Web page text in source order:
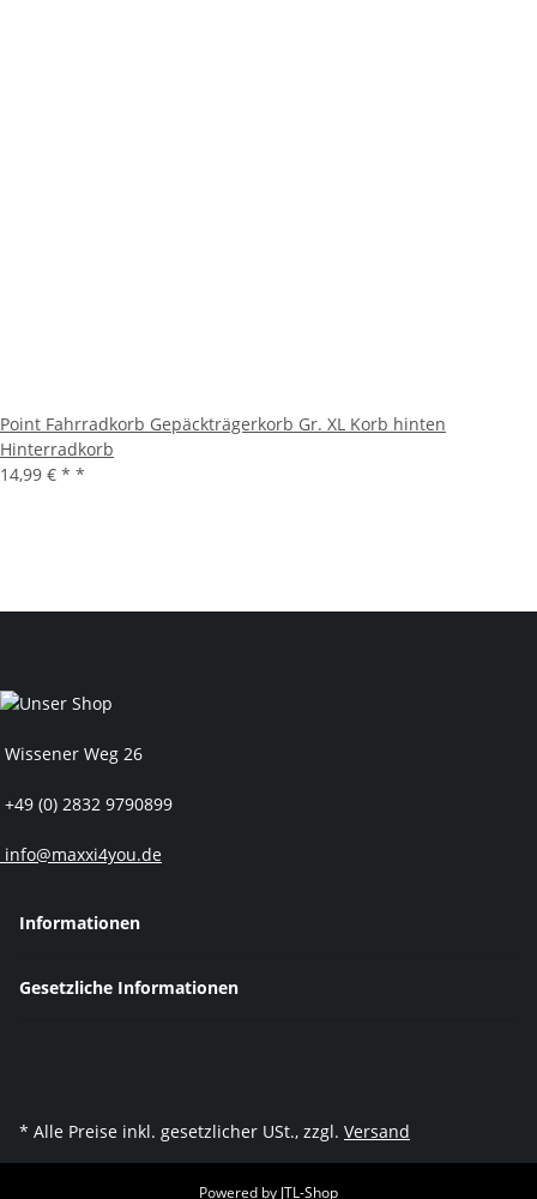
Point Fahrradkorb Gepäckträgerkorb Gr. XL Korb hinten
Hinterradkorb
14,99 € * *
Wissener Weg 26
+49 (0) 2832 9790899
info@maxxi4you.de
Informationen
Gesetzliche Informationen
* Alle Preise inkl. gesetzlicher USt., zzgl. Versand
Powered by JTL-Shop